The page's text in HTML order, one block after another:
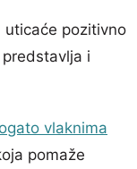
uticaće pozitivno
i
vlaknima
pomaže